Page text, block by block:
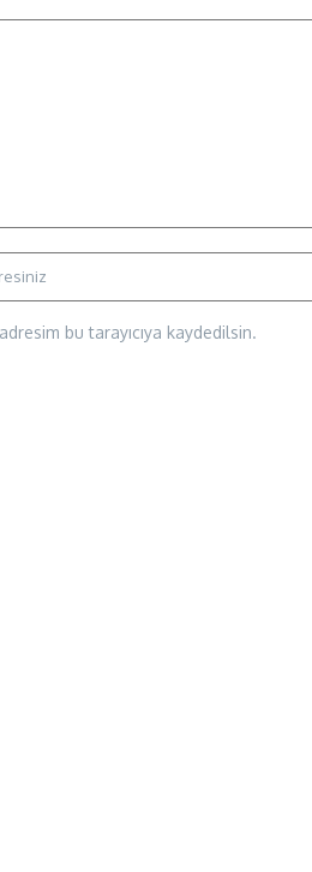
bu tarayıcıya kaydedilsin.